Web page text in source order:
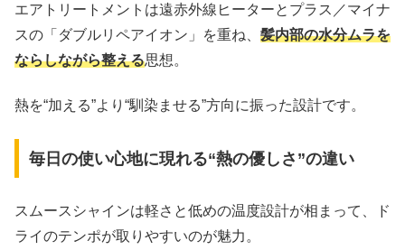
エアトリートメントは遠赤外線ヒーターとプラス／マイナ
スの「ダブルリペアイオン」を重ね、 髪内部の水分ムラを
ならしながら整える思想。
熱を“加える”より“馴染ませる”方向に振った設計です。
毎日の使い心地に現れる“熱の優しさ”の違い
スムースシャインは軽さと低めの温度設計が相まって、ド
ライのテンポが取りやすいのが魅力。